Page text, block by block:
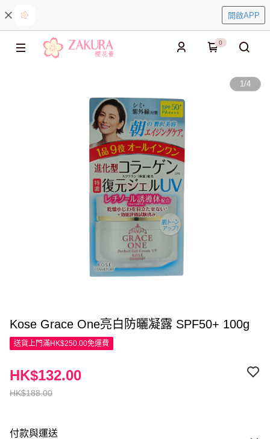
開啟APP
0
1/4
Kose Grace One亮白防曬凝露 SPF50+ 100g
送貨上門滿HK$250.00免運費
HK$188.00
HK$132.00
付款與運送